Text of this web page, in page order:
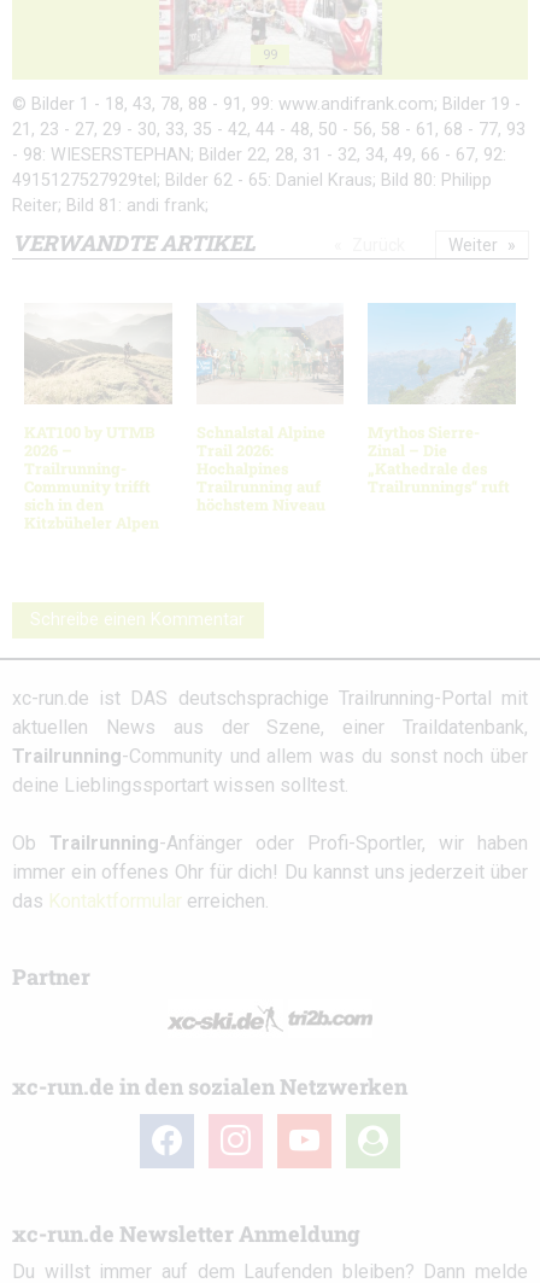
99
© Bilder 1 - 18, 43, 78, 88 - 91, 99: www.andifrank.com; Bilder 19 -
21, 23 - 27, 29 - 30, 33, 35 - 42, 44 - 48, 50 - 56, 58 - 61, 68 - 77, 93
- 98: WIESERSTEPHAN; Bilder 22, 28, 31 - 32, 34, 49, 66 - 67, 92:
4915127527929tel; Bilder 62 - 65: Daniel Kraus; Bild 80: Philipp
Reiter; Bild 81: andi frank;
VERWANDTE ARTIKEL
KAT100 by UTMB
2026 –
Trailrunning-
Community trifft
sich in den
Kitzbüheler Alpen
Schnalstal Alpine
Trail 2026:
Hochalpines
Trailrunning auf
höchstem Niveau
Mythos Sierre-
Zinal – Die
„Kathedrale des
Trailrunnings“ ruft
Weiter
Schreibe einen Kommentar
xc-run.de ist DAS deutschsprachige Trailrunning-Portal mit
aktuellen News aus der Szene, einer Traildatenbank,
Trailrunning-Community und allem was du sonst noch über
deine Lieblingssportart wissen solltest.
Ob Trailrunning-Anfänger oder Profi-Sportler, wir haben
immer ein offenes Ohr für dich! Du kannst uns jederzeit über
das Kontaktformular erreichen.
Partner
xc-run.de in den sozialen Netzwerken
facebook instagramyoutube
user-
circle
xc-run.de Newsletter Anmeldung
Du willst immer auf dem Laufenden bleiben? Dann melde